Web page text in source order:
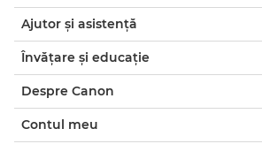
Ajutor şi asistenţă
Învăţare şi educaţie
Despre Canon
Contul meu